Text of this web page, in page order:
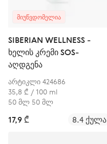
ᲛᲘᲣᲬᲕᲓᲝᲛᲔᲚᲘᲐ
SIBERIAN WELLNESS -
ხელის კრემი SOS-
აღდგენა
არტიკლი 424686
35,8 ₾ / 100 ml
50 მლ 50 მლ
17,9 ₾ 8.4 ქულა